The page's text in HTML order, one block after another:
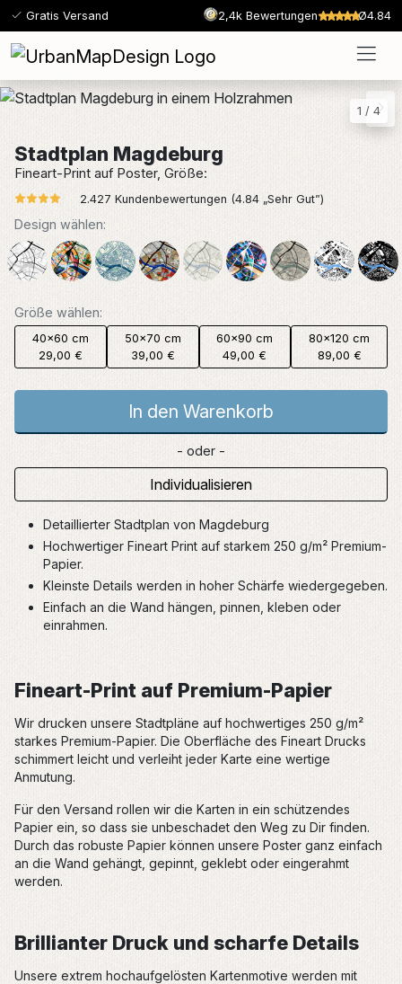
Gratis Versand 2,4k Bewertungen Ø4.84
1 / 4
2.427 Kundenbewertungen (4.84 „Sehr Gut”)
Stadtplan Magdeburg
Fineart-Print auf Poster, Größe:
Detaillierter Stadtplan von Magdeburg
Hochwertiger Fineart Print auf starkem 250 g/m² Premium-
Papier.
Kleinste Details werden in hoher Schärfe wiedergegeben.
Einfach an die Wand hängen, pinnen, kleben oder
einrahmen.
Design wählen:
Größe wählen:
40x60 cm
29,00 €
50x70 cm
39,00 €
60x90 cm
49,00 €
80x120 cm
89,00 €
In den Warenkorb
- oder -
Individualisieren
Fineart-Print auf Premium-Papier
Wir drucken unsere Stadtpläne auf hochwertiges 250 g/m²
starkes Premium-Papier. Die Oberfläche des Fineart Drucks
schimmert leicht und verleiht jeder Karte eine wertige
Anmutung.
Für den Versand rollen wir die Karten in ein schützendes
Papier ein, so dass sie unbeschadet den Weg zu Dir finden.
Durch das robuste Papier können unsere Poster ganz einfach
an die Wand gehängt, gepinnt, geklebt oder eingerahmt
werden.
Brillianter Druck und scharfe Details
Unsere extrem hochaufgelösten Kartenmotive werden mit